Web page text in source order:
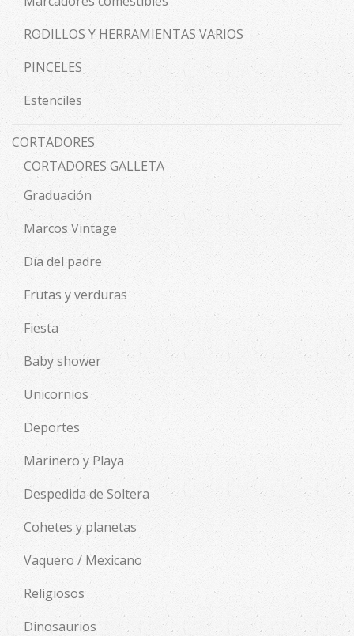
RODILLOS Y HERRAMIENTAS VARIOS
PINCELES
Estenciles
CORTADORES
CORTADORES GALLETA
Graduación
Marcos Vintage
Día del padre
Frutas y verduras
Fiesta
Baby shower
Unicornios
Deportes
Marinero y Playa
Despedida de Soltera
Cohetes y planetas
Vaquero / Mexicano
Religiosos
Dinosaurios